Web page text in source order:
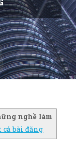
nghề làm
bài đăng